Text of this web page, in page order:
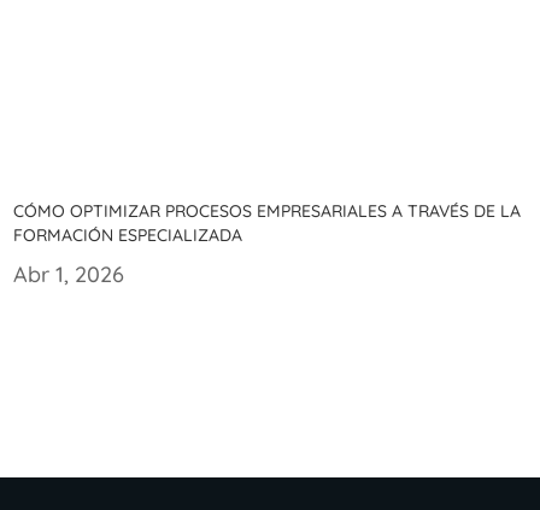
Cómo optimizar procesos empresariales a través de la
formación especializada
Abr 1, 2026